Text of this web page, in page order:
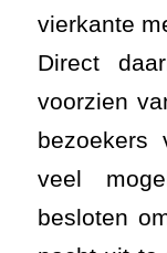
vierkante
Direct
voorzien
bezoekers
veel
besloten